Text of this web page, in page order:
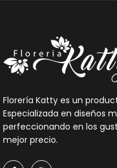
Florería Katty es un
Especializada en diseños
perfeccionando en los
mejor precio.